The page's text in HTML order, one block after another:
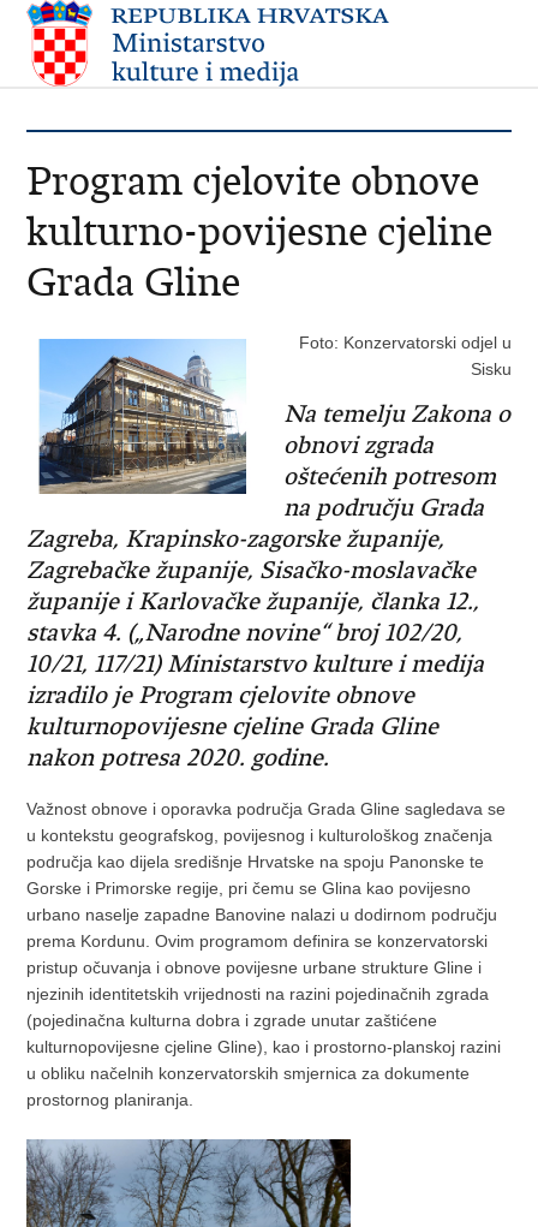
Program cjelovite obnove
kulturno-povijesne cjeline
Grada Gline
Foto: Konzervatorski odjel u
Sisku
Na temelju Zakona o
obnovi zgrada
oštećenih potresom
na području Grada
Zagreba, Krapinsko-zagorske županije,
Zagrebačke županije, Sisačko-moslavačke
županije i Karlovačke županije, članka 12.,
stavka 4. („Narodne novine“ broj 102/20,
10/21, 117/21) Ministarstvo kulture i medija
izradilo je Program cjelovite obnove
kulturnopovijesne cjeline Grada Gline
nakon potresa 2020. godine.
Važnost obnove i oporavka područja Grada Gline sagledava se
u kontekstu geografskog, povijesnog i kulturološkog značenja
područja kao dijela središnje Hrvatske na spoju Panonske te
Gorske i Primorske regije, pri čemu se Glina kao povijesno
urbano naselje zapadne Banovine nalazi u dodirnom području
prema Kordunu. Ovim programom definira se konzervatorski
pristup očuvanja i obnove povijesne urbane strukture Gline i
njezinih identitetskih vrijednosti na razini pojedinačnih zgrada
(pojedinačna kulturna dobra i zgrade unutar zaštićene
kulturnopovijesne cjeline Gline), kao i prostorno-planskoj razini
u obliku načelnih konzervatorskih smjernica za dokumente
prostornog planiranja.